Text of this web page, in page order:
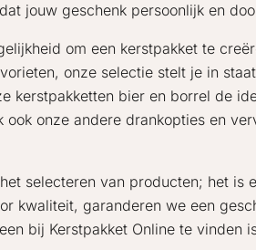
jouw geschenk persoonlijk en
om een kerstpakket te
onze selectie stelt je in
kerstpakketten bier en borrel de
onze andere drankopties en
selecteren van producten; het
kwaliteit, garanderen we een
bij Kerstpakket Online te vinden